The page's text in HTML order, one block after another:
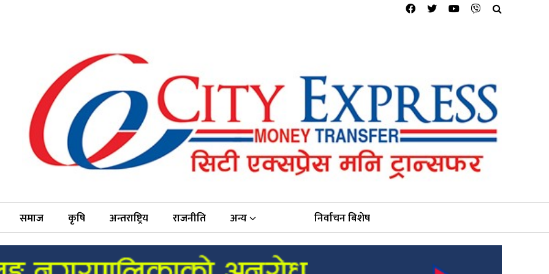
समाज कृषि अन्तराष्ट्रिय राजनीति अन्य निर्वाचन बिशेष